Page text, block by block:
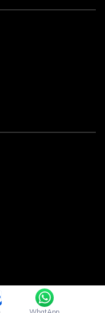
vàThiết kế